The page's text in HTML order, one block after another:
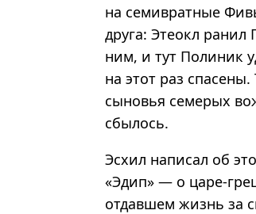
на семивратные
друга: Этеокл ранил
ним, и тут Полиник
на этот раз
сыновья семерых
сбылось.
Эсхил написал об
«Эдип» — о царе-
отдавшем жизнь за